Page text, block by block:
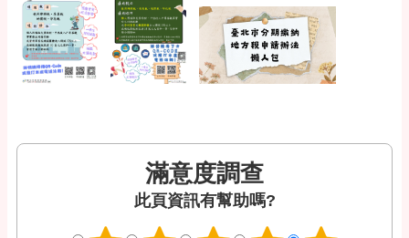
滿意度調查
此頁資訊有幫助嗎?